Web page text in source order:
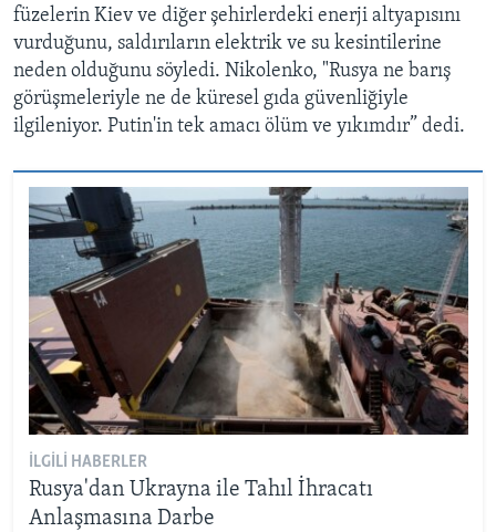
füzelerin Kiev ve diğer şehirlerdeki enerji altyapısını
vurduğunu, saldırıların elektrik ve su kesintilerine
neden olduğunu söyledi. Nikolenko, "Rusya ne barış
görüşmeleriyle ne de küresel gıda güvenliğiyle
ilgileniyor. Putin'in tek amacı ölüm ve yıkımdır” dedi.
İLGILI HABERLER
Rusya'dan Ukrayna ile Tahıl İhracatı
Anlaşmasına Darbe